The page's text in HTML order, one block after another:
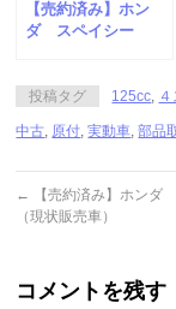
【売約済み】ホン
ダ スペイシー
投稿タグ 125cc
中古 原付 ,実動車 ,部品
←
【売約済み】ホン
（現状販売車）
コメントを残す